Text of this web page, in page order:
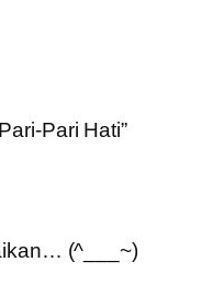
Pari Hati”
(^___~)